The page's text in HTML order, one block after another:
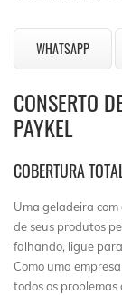
WHATSAPP
CONSERTO
PAYKEL
COBERTURA
Uma geladeira
de seus produtos
falhando, ligue
Como uma
todos os